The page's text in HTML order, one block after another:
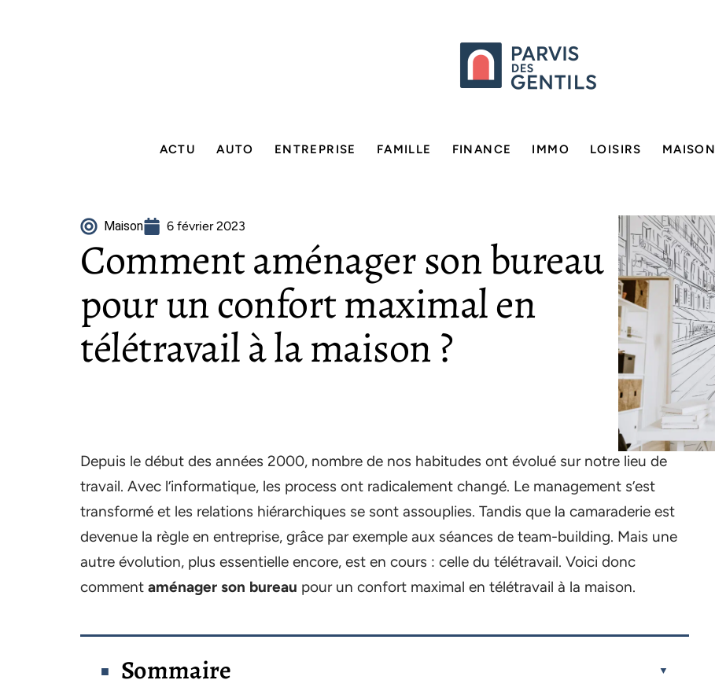
ACTU AUTO ENTREPRISE FAMILLE FINANCE IMMO LOISIRS MAISON
Maison 6 février 2023
Comment aménager son bureau
pour un confort maximal en
télétravail à la maison ?
Depuis le début des années 2000, nombre de nos habitudes ont évolué sur notre lieu de
travail. Avec l’informatique, les process ont radicalement changé. Le management s’est
transformé et les relations hiérarchiques se sont assouplies. Tandis que la camaraderie est
devenue la règle en entreprise, grâce par exemple aux séances de team-building. Mais une
autre évolution, plus essentielle encore, est en cours : celle du télétravail. Voici donc
comment aménager son bureau pour un confort maximal en télétravail à la maison.
Sommaire